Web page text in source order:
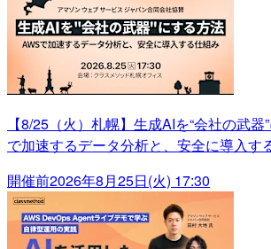
【8/25（火）札幌】生成AIを“会社の武
で加速するデータ分析と、安全に導入す
開催前2026年8月25日(火) 17:30